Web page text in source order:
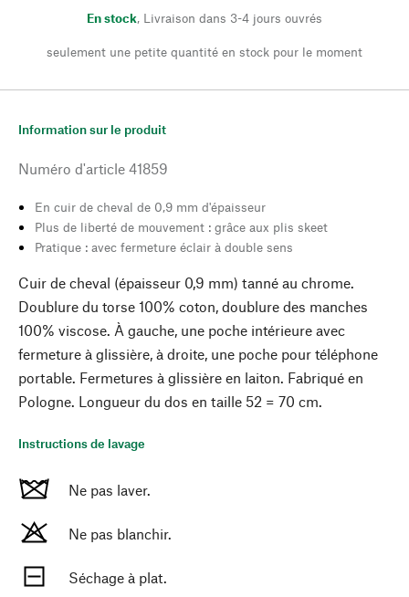
En stock, Livraison dans 3-4 jours ouvrés
seulement une petite quantité en stock pour le moment
Information sur le produit
Numéro d'article 41859
En cuir de cheval de 0,9 mm d'épaisseur
Plus de liberté de mouvement : grâce aux plis skeet
Pratique : avec fermeture éclair à double sens
Cuir de cheval (épaisseur 0,9 mm) tanné au chrome.
Doublure du torse 100% coton, doublure des manches
100% viscose. À gauche, une poche intérieure avec
fermeture à glissière, à droite, une poche pour téléphone
portable. Fermetures à glissière en laiton. Fabriqué en
Pologne. Longueur du dos en taille 52 = 70 cm.
Instructions de lavage
Ne pas laver.
Ne pas blanchir.
Séchage à plat.